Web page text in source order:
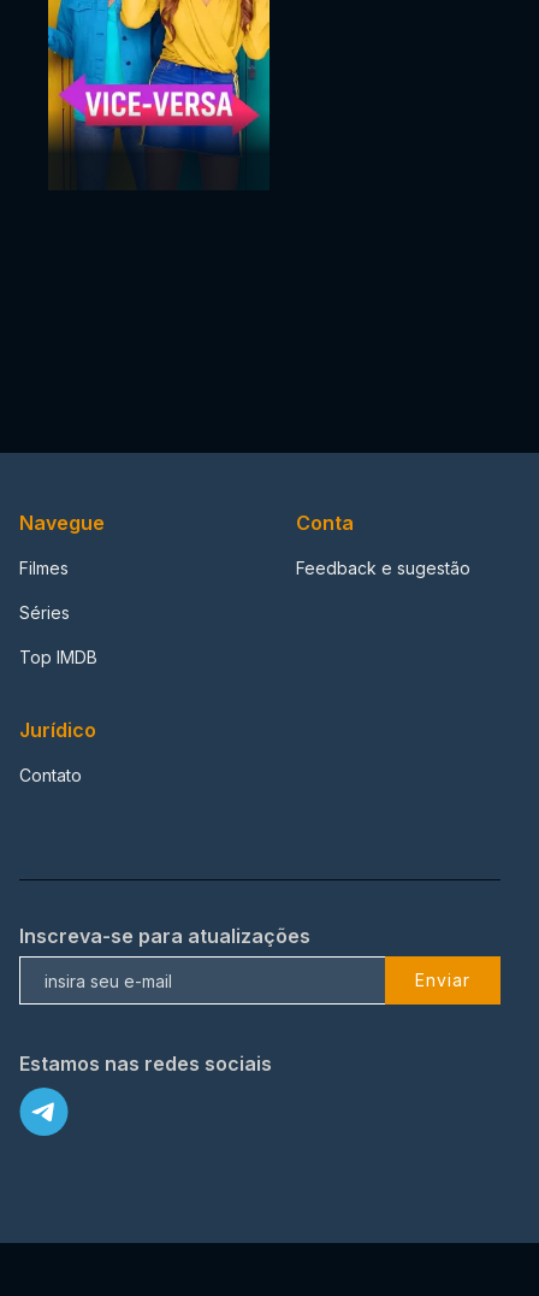
Navegue
Filmes
Séries
Top IMDB
Conta
Feedback e sugestão
Jurídico
Contato
Inscreva-se para atualizações
Enviar
Estamos nas redes sociais